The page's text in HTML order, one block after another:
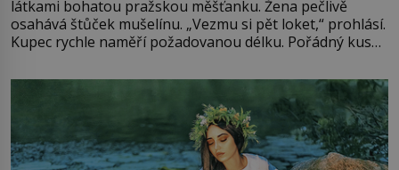
látkami bohatou pražskou měšťanku. Žena pečlivě
osahává štůček mušelínu. „Vezmu si pět loket,“ prohlásí.
Kupec rychle naměří požadovanou délku. Pořádný kus
milostpaní. Stačí jenom na sukni,“ zhodnotí švadlena
množství růžového mušelínu. „Ošidili vás, podívejte.“